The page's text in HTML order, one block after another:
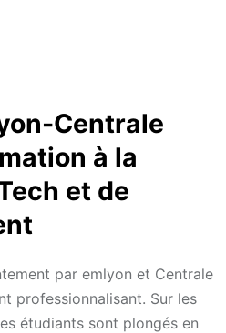
Centrale
à la
et de
par emlyon et Centrale
professionnalisant. Sur les
étudiants sont plongés en